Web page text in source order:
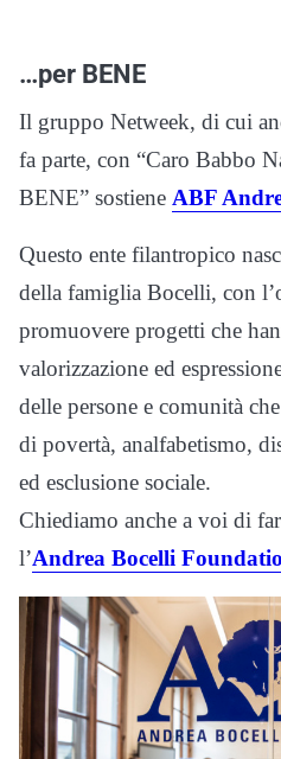
…per BENE
Il gruppo Netweek, di cui
fa parte, con “Caro Babbo
BENE” sostiene ABF
Questo ente filantropico
della famiglia Bocelli, con
promuovere progetti che
valorizzazione ed
delle persone e comunità
di povertà, analfabetismo,
ed esclusione sociale.
Chiediamo anche a voi di
l’Andrea Bocelli